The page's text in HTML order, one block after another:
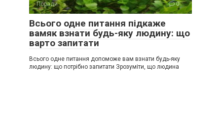
Поради 0
Всього одне питання підкаже
вамяк взнати будь-яку людину: що
варто запитати
Всього одне питання допоможе вам взнати будь-яку
людину: що потрібно запитати Зрозуміти, що людина